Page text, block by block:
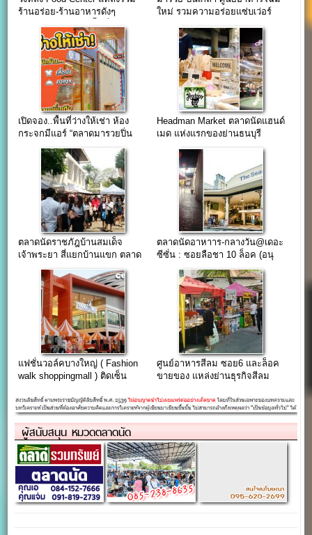
ร้านอร่อย-ร้านอาหารดังๆ
ใหม่ รวมความอร่อยแซ่บเว่อร์
เปิดจอง..พื้นที่ว่างให้เช่า ห้อง
กระจกมีแอร์ “ตลาดมารวยปิ่น
Headman Market ตลาดนัดแฮนด์
เมด แห่งแรกของย่านธนบุรี
ตลาดนัดราชภัฎบ้านสมเด็จ
เจ้าพระยา สี่แยกบ้านแขก ตลาด
นัดเขตธนบุรี
ตลาดนัดอาหาาร-กลางวัน@เดอะ
ซีซั่น : ซอยลือชา 10 ล็อค (อนุ
เสาวรีย์ชัยฯ)
แฟชั่นวอล์คบางใหญ่ ( Fashion
walk shoppingmall ) ติดเซ็น
1000/เดือน
ศูนย์อาหารสีลม ซอย6 และล็อค
ขายของ แหล่งย่านธุรกิจสีลม
ผู้สนับสนุน หมวดตลาดนัด